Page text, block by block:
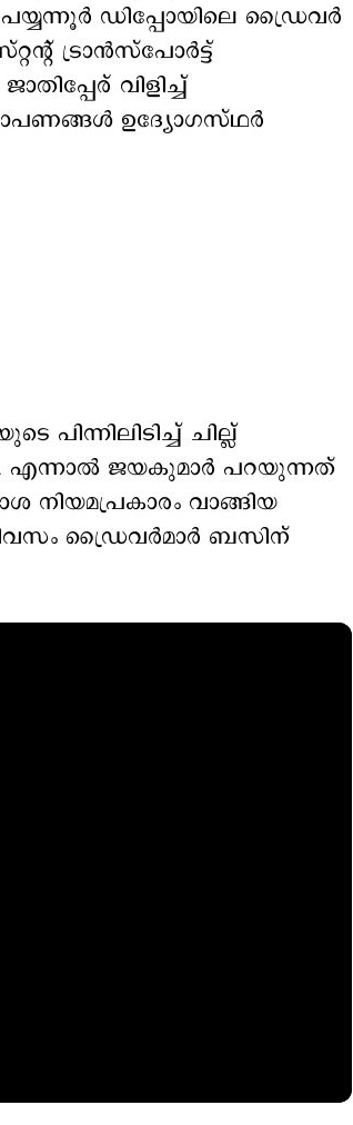
ഡിപ്പോയിലെ ഡ്രൈവര്‍
ട്രാന്‍സ്പോര്‍ട്ട്
വിളിച്ച്
ഉദ്യോഗസ്ഥര്‍
ചില്ല്
എന്നാല്‍ ജയകുമാര്‍ പറയുന്നത്
നിയമപ്രകാരം വാങ്ങിയ
ഡ്രൈവര്‍മാര്‍ ബസിന്